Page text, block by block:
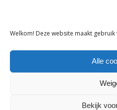
Welkom! Deze website maakt gebruik
Alle
Bekijk
DELEN: